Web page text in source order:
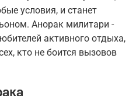
условия, и станет
Анорак милитари -
активного отдыха,
кто не боится вызовов